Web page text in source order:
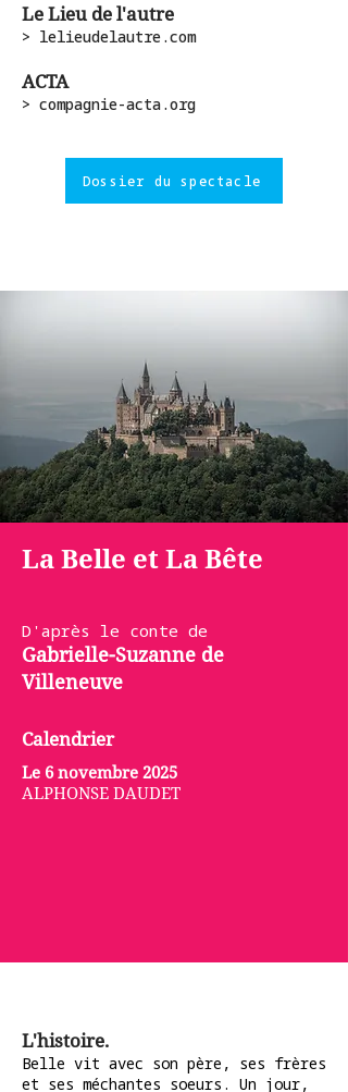
Le Lieu de l'autre
> lelieudelautre.com
ACTA
> compagnie-acta.org
Dossier du spectacle
La Belle et La Bête
D'après le conte de
Gabrielle-Suzanne de
Villeneuve
Calendrier
Le 6 novembre 2025
ALPHONSE DAUDET
L'histoire.
Belle vit avec son père, ses frères
et ses méchantes soeurs. Un jour,